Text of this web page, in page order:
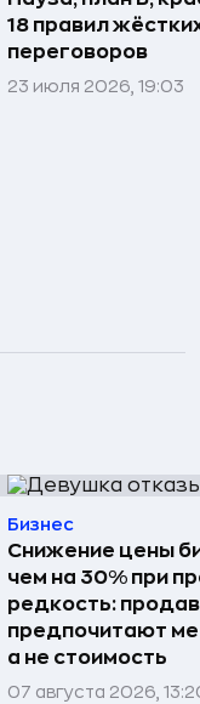
18 правил
переговоров
23 июля 2026, 19:03
Бизнес
Снижение цены
чем на 30% при
редкость:
предпочитают
а не стоимость
07 августа 2026,